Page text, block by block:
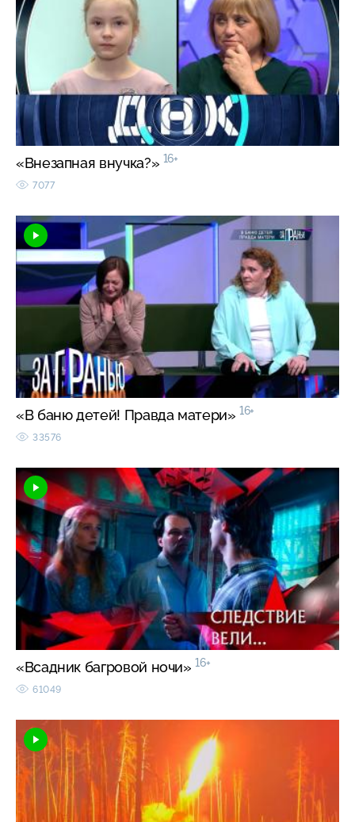
«Внезапная внучка?» 16+
7077
«В баню детей! Правда матери» 16+
33576
«Всадник багровой ночи» 16+
61049